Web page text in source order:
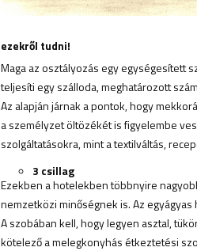
ezekről tudni!
Maga az osztályozás egy egységesített
teljesíti egy szálloda, meghatározott
Az alapján járnak a pontok, hogy
a személyzet öltözékét is figyelembe
szolgáltatásokra, mint a textilváltás,
3 csillag
Ezekben a hotelekben többnyire
nemzetközi minőségnek is. Az egyágyas
A szobában kell, hogy legyen asztal,
kötelező a melegkonyhás étkeztetési